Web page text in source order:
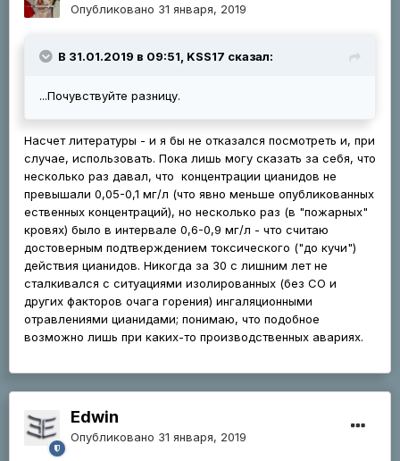
Опубликовано 31 января, 2019
В 31.01.2019 в 09:51, KSS17 сказал:
...Почувствуйте разницу.
Насчет литературы - и я бы не отказался посмотреть и, при
случае, использовать. Пока лишь могу сказать за себя, что
несколько раз давал, что концентрации цианидов не
превышали 0,05-0,1 мг/л (что явно меньше опубликованных
ественных концентраций), но несколько раз (в "пожарных"
кровях) было в интервале 0,6-0,9 мг/л - что считаю
достоверным подтверждением токсического ("до кучи")
действия цианидов. Никогда за 30 с лишним лет не
сталкивался с ситуациями изолированных (без СО и
других факторов очага горения) ингаляционными
отравлениями цианидами; понимаю, что подобное
возможно лишь при каких-то производственных авариях.
Edwin
Опубликовано 31 января, 2019